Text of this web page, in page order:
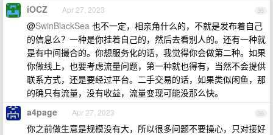
35
iOCZ Apr 27, 2023
@SwinBlackSea 也不一定，相亲角什么的，不就是发布着自己
的信息么？一种是你挂着自己的，然后去看别人的。还有一种就
是有中间撮合的。你想服务化的话，我觉得你会做第二种。如果
你做线上，也要考虑流量问题，第一种就也得有，当然不会提供
联系方式，还是要经过平台。二手交易的话，如果类似闲鱼，那
的确只有流量，没有收益，流量变现可能没那么快。
36
a4page Apr 27, 2023
你之前做生意是规模没有大，所以很多问题不要操心，只对接好